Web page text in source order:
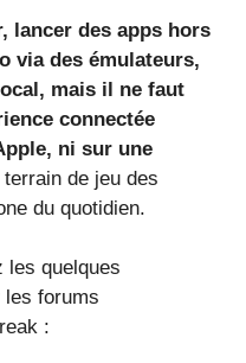
lancer des apps hors
via des émulateurs,
mais il ne faut
connectée
ni sur une
terrain de jeu des
du quotidien.
les quelques
forums
: